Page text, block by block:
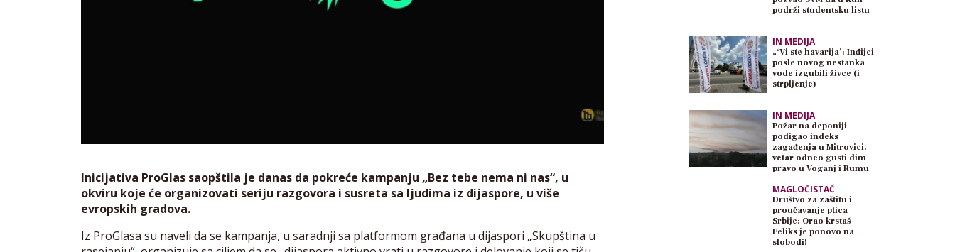
Inicijativa ProGlas saopštila je danas da pokreće kampanju „Bez tebe nema ni nas“, u
okviru koje će organizovati seriju razgovora i susreta sa ljudima iz dijaspore, u više
evropskih gradova.
Iz ProGlasa su naveli da se kampanja, u saradnji sa platformom građana u dijaspori „Skupština u
podrži studentsku listu
IN MEDIJA
„‘Vi ste havarija’: Inđijci
posle novog nestanka
vode izgubili živce (i
strpljenje)
IN MEDIJA
Požar na deponiji
podigao indeks
zagađenja u Mitrovici,
vetar odneo gusti dim
pravo u Voganj i Rumu
MAGLOČISTAČ
Društvo za zaštitu i
proučavanje ptica
Srbije: Orao krstaš
Feliks je ponovo na
slobodi!